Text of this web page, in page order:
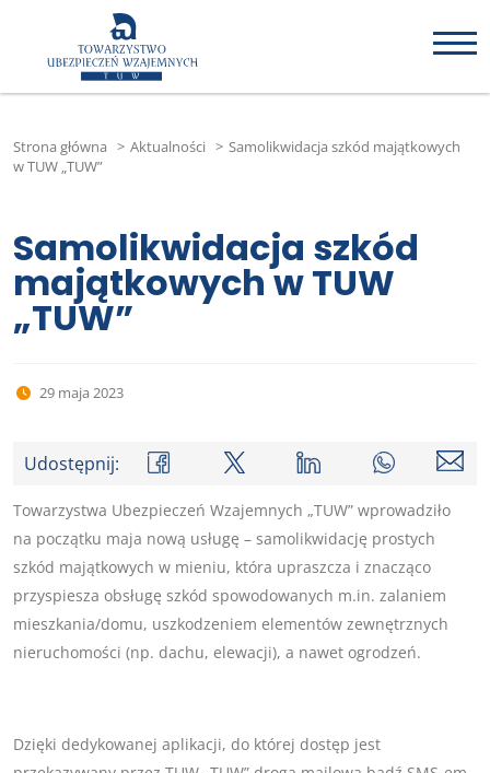
Strona główna > Aktualności > Samolikwidacja szkód majątkowych
w TUW „TUW”
Samolikwidacja szkód
majątkowych w TUW
„TUW”
29 maja 2023
Udostępnij:
Towarzystwa Ubezpieczeń Wzajemnych „TUW” wprowadziło
na początku maja nową usługę – samolikwidację prostych
szkód majątkowych w mieniu, która upraszcza i znacząco
przyspiesza obsługę szkód spowodowanych m.in. zalaniem
mieszkania/domu, uszkodzeniem elementów zewnętrznych
nieruchomości (np. dachu, elewacji), a nawet ogrodzeń.
Dzięki dedykowanej aplikacji, do której dostęp jest